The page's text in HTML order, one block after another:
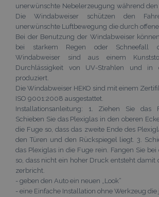
unerwünschte Nebelerzeugung während den
Die Windabweiser schützen den
unerwünschte Luftbewegung die durch
Bei der Benutzung der Windabweiser
bei starkem Regen oder Schneefall
Windabweiser sind aus einem
Durchlässigkeit von UV-Strahlen und in
produziert.
Die Windabweiser HEKO sind mit einem
ISO 9001:2008 ausgestattet.
Installationsanleitung: 1. Ziehen Sie das
Schieben Sie das Plexiglas in den oberen
die Fuge so, dass das zweite Ende des
den Türen und den Rückspiegel liegt. 3.
das Plexiglas in die Fuge rein. Fangen Sie bei
so, dass nicht ein hoher Druck entsteht damit
zerbricht.
- geben den Auto ein neuen „Look“
- eine Einfache Installation ohne Werkzeug die